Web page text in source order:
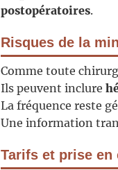
postopératoires.
Risques de la
Comme toute
Ils peuvent inclure
La fréquence reste
Une information
Tarifs et prise en